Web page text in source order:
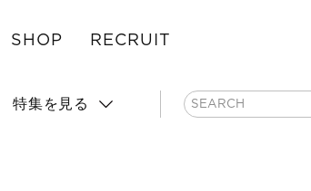
SHOP RECRUIT
特集を見る